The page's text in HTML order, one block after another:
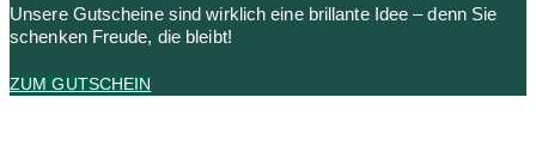
Unsere Gutscheine sind wirklich eine brillante Idee – denn Sie
schenken Freude, die bleibt!
ZUM GUTSCHEIN